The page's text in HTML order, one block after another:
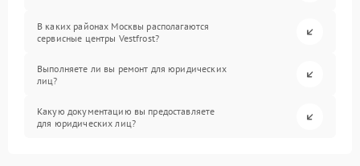
В каких районах Москвы располагаются
сервисные центры Vestfrost?
Выполняете ли вы ремонт для юридических
лиц?
Какую документацию вы предоставляете
для юридических лиц?